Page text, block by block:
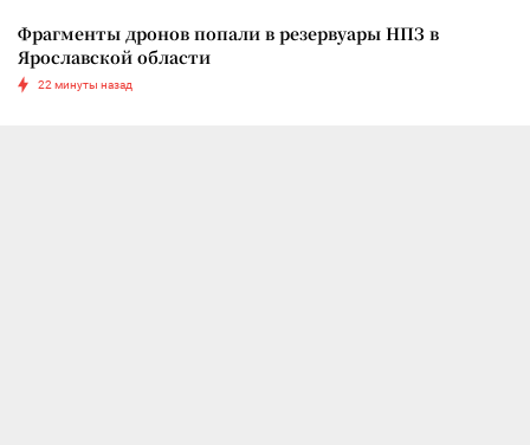
Фрагменты дронов попали в резервуары НПЗ в
Ярославской области
22 минуты назад